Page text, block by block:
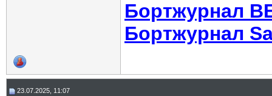
Бортжурнал
Бортжурнал
23.07.2025, 11:07